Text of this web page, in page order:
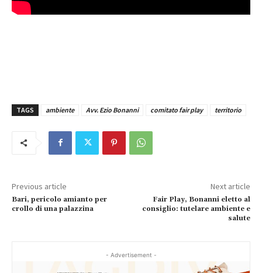
TAGS ambiente Avv. Ezio Bonanni comitato fair play territorio
Previous article
Bari, pericolo amianto per
crollo di una palazzina
Next article
Fair Play, Bonanni eletto al
consiglio: tutelare ambiente e
salute
- Advertisement -